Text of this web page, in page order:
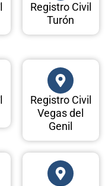
Registro Civil
Turón
Registro Civil
Vegas del
Genil